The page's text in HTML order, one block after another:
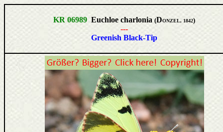
KR 06989 Euchloe charlonia (DONZEL, 1842)
---
Greenish Black-Tip